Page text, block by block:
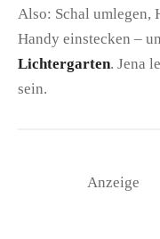
Also: Schal umlegen,
Handy einstecken –
Lichtergarten. Jena
sein.
Anzeige